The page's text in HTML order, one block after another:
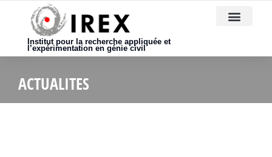
Institut pour la recherche appliquée et
l’expérimentation en génie civil
ACTUALITES